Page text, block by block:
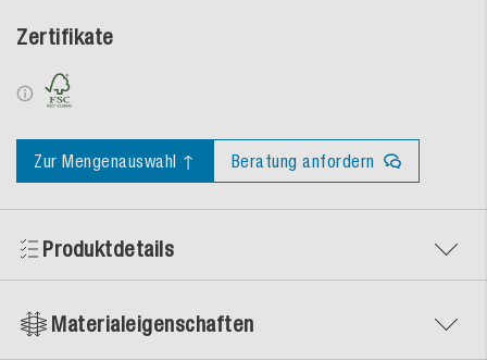
Zertifikate
Zur Mengenauswahl ↑ Beratung anfordern
Produktdetails
Materialeigenschaften